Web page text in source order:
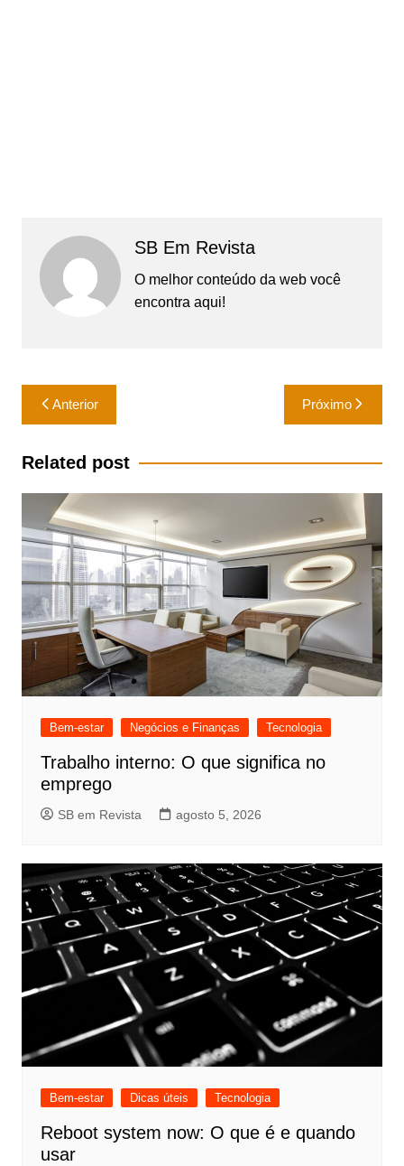
SB Em Revista
O melhor conteúdo da web você
encontra aqui!
Navegação
de
Post
Anterior Próximo
Related post
Bem-estar Negócios e Finanças Tecnologia
Trabalho interno: O que significa no
emprego
SB em Revista agosto 5, 2026
Bem-estar Dicas úteis Tecnologia
Reboot system now: O que é e quando
usar